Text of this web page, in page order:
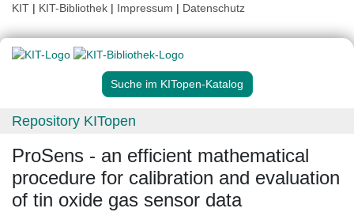
KIT | KIT-Bibliothek | Impressum | Datenschutz
Suche im KITopen-Katalog
Repository KITopen
ProSens - an efficient mathematical
procedure for calibration and evaluation
of tin oxide gas sensor data